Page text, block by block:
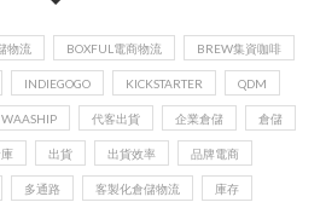
物流 BOXFUL電商物流 BREW集資咖啡
INDIEGOGO KICKSTARTER QDM
WAASHIP 代客出貨 企業倉儲 倉儲
出貨 出貨效率 品牌電商
多通路 客製化倉儲物流 庫存